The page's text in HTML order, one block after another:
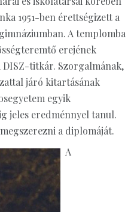
1951-ben érettségizett a
A templomba
erejének
titkár. Szorgalmának,
járó kitartásának
egyik
jeles eredménnyel tanul.
a diplomáját.
A